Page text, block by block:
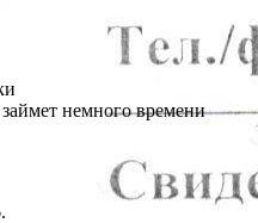
немного времени